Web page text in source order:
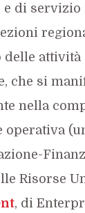
e di servizio
delle attività
che si
nella
operativa
Risorse
, di